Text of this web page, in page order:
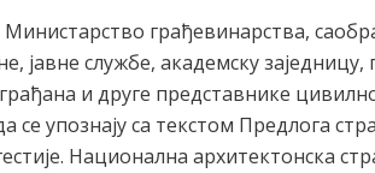
грађевинарства,
јавне службе, академску
и друге представнике
се упознају са текстом Предлога
Национална архитектонска